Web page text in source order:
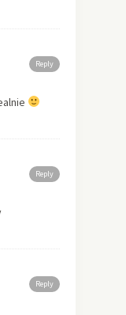
Reply
Reply
Reply